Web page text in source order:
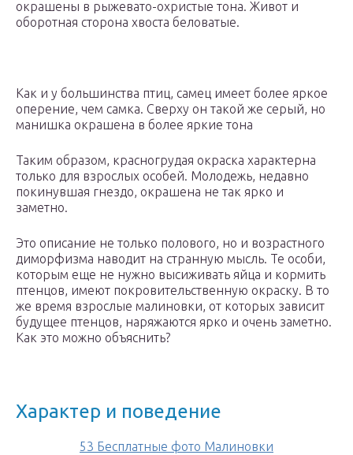
окрашены в рыжевато-охристые тона. Живот и
оборотная сторона хвоста беловатые.
Как и у большинства птиц, самец имеет более яркое
оперение, чем самка. Сверху он такой же серый, но
манишка окрашена в более яркие тона
Таким образом, красногрудая окраска характерна
только для взрослых особей. Молодежь, недавно
покинувшая гнездо, окрашена не так ярко и
заметно.
Это описание не только полового, но и возрастного
диморфизма наводит на странную мысль. Те особи,
которым еще не нужно высиживать яйца и кормить
птенцов, имеют покровительственную окраску. В то
же время взрослые малиновки, от которых зависит
будущее птенцов, наряжаются ярко и очень заметно.
Как это можно объяснить?
Характер и поведение
53 Бесплатные фото Малиновки